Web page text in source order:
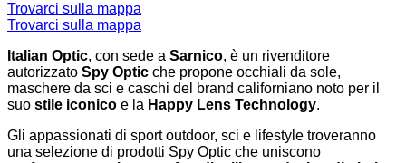
Trovarci sulla mappa
Trovarci sulla mappa
Italian Optic, con sede a Sarnico, è un rivenditore
autorizzato Spy Optic che propone occhiali da sole,
maschere da sci e caschi del brand californiano noto per il
suo stile iconico e la Happy Lens Technology.
Gli appassionati di sport outdoor, sci e lifestyle troveranno
una selezione di prodotti Spy Optic che uniscono